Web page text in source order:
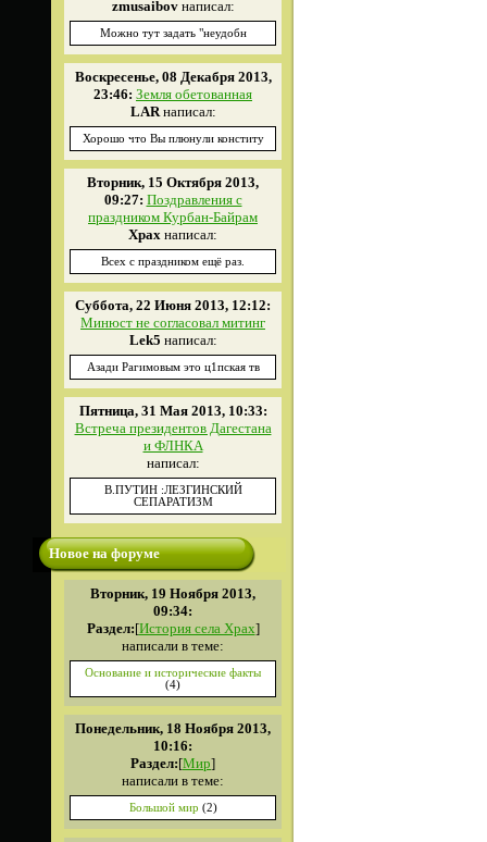
zmusaibovнаписал:
Можно тут задать "неудобн
Воскресенье, 08 Декабря 2013,
23:46: Земля обетованная
LARнаписал:
Хорошо что Вы плюнули конститу
Вторник, 15 Октября 2013,
09:27: Поздравления с
праздником Курбан-Байрам
Xpax написал:
Всех с праздником ещё раз.
Суббота, 22 Июня 2013, 12:12:
Минюст не согласовал митинг
Lek5 написал:
Азади Рагимовым это ц1пская тв
Пятница, 31 Мая 2013, 10:33:
Встреча президентов Дагестана
и ФЛНКА
написал:
В.ПУТИН :ЛЕЗГИНСКИЙ
СЕПАРАТИЗМ
Новое на форуме
Вторник, 19 Ноября 2013,
09:34:
Раздел:[История села Храх]
написали в теме:
Основание и исторические факты
(4)
Понедельник, 18 Ноября 2013,
10:16:
Раздел:[Мир]
написали в теме:
Большой мир (2)